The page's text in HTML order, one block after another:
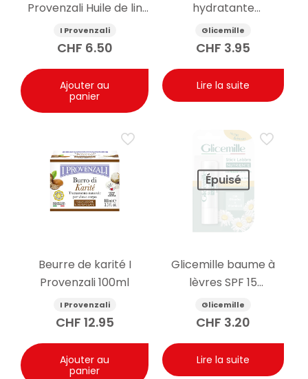
Provenzali Huile de lin
250ml
I Provenzali
CHF 6.50
Ajouter au
panier
hydratante
antibactérienne pour
les mains avec
Glicemille
CHF 3.95
Lire la suite
Beurre de karité I
Provenzali 100ml
I Provenzali
CHF 12.95
Ajouter au
panier
Épuisé
Glicemille baume à
lèvres SPF 15
nourrissant 5.5g
Glicemille
CHF 3.20
Lire la suite